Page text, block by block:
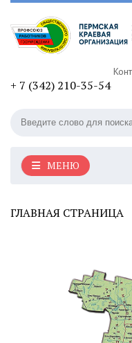
+ 7 (342) 210-35-54
МЕНЮ
ГЛАВНАЯ СТРАНИЦА